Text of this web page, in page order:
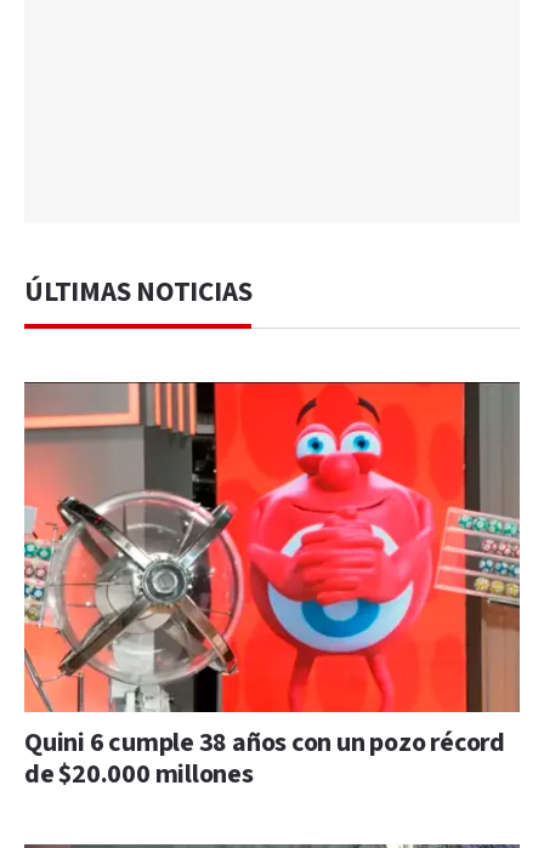
ÚLTIMAS NOTICIAS
Quini 6 cumple 38 años con un pozo récord
de $20.000 millones